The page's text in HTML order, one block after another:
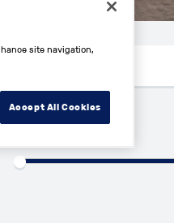
Kilométrage entre:
site navigation,
Accept All Cookies